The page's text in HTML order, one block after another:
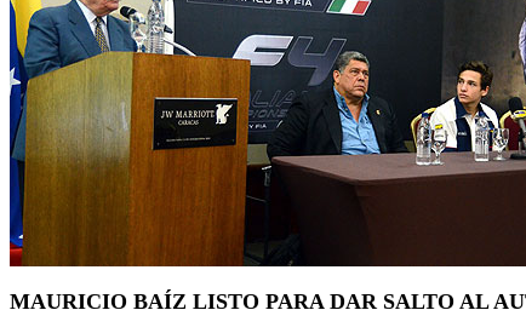
MAURICIO BAÍZ LISTO PARA DAR SALTO AL